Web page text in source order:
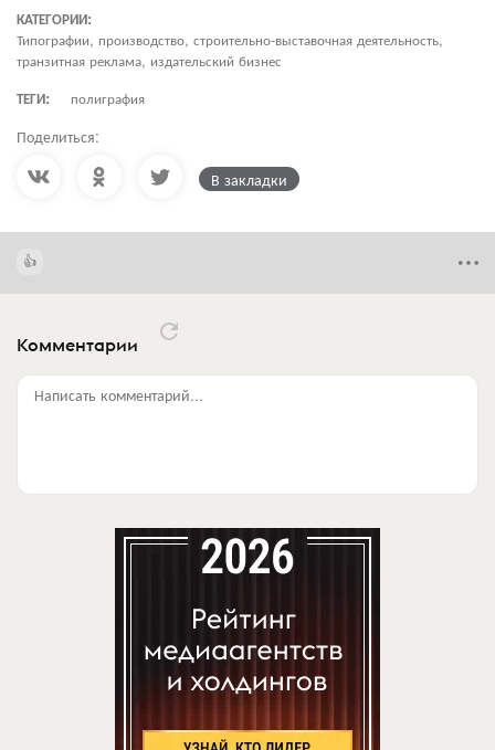
КАТЕГОРИИ:
Типографии, производство, строительно-выставочная деятельность,
транзитная реклама, издательский бизнес
ТЕГИ:
полиграфия
Поделиться:
В закладки
Комментарии
Написать комментарий...